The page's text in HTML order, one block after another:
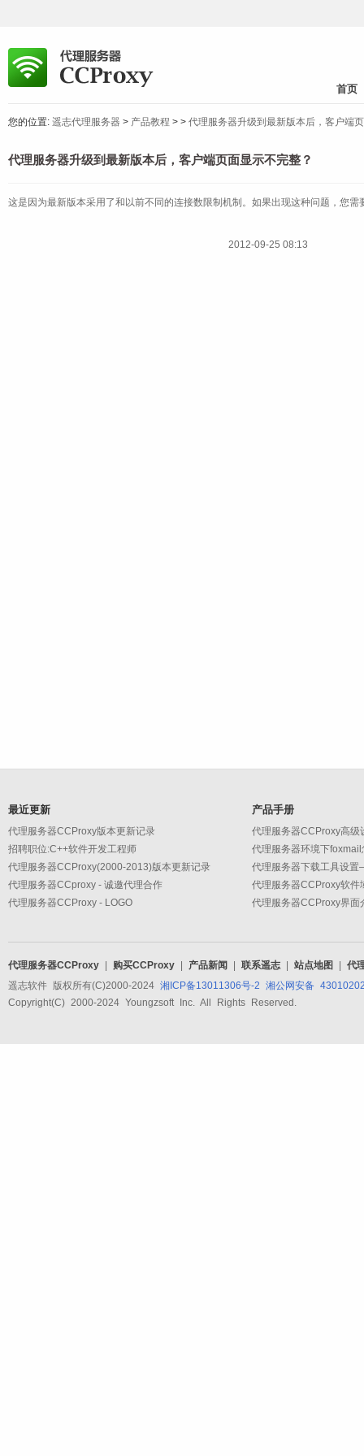
首页
您的位置: 遥志代理服务器 > 产品教程 > > 代理服务器升级到最新版本后，客户端
代理服务器升级到最新版本后，客户端页面显示不完整？
这是因为最新版本采用了和以前不同的连接数限制机制。如果出现这种问题，您
2012-09-25 08:13
最近更新
代理服务器CCProxy版本更新记录
招聘职位:C++软件开发工程师
代理服务器CCProxy(2000-2013)版本更新记录
代理服务器CCproxy - 诚邀代理合作
代理服务器CCProxy - LOGO
产品手册
代理服务器环境下
代理服务器CCProxy软件
代理服务器CCProxy界面
代理服务器CCProxy 购买CCProxy 产品新闻 联系遥志 站点地图
代
遥志软件 版权所有(C)2000-2024 湘ICP备13011306号-2 湘公网安备
Copyright(C) 2000-2024 Youngzsoft Inc. All Rights Reserved.